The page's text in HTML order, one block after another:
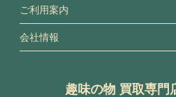
ご利用案内
会社情報
趣味の物 買取専門